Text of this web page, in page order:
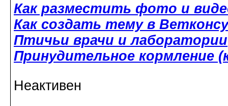
Как разместить фото и
Как создать тему в
Птичьи врачи и лаборатории
Принудительное кормление
Неактивен